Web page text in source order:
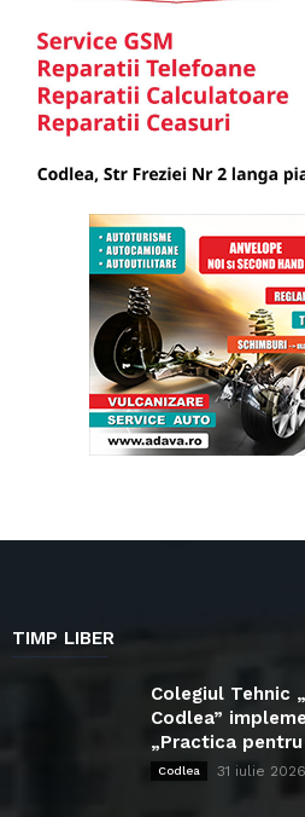
TIMP LIBER
Colegiul Tehnic
Codlea”
„Practica
Codlea 31 iulie 2026